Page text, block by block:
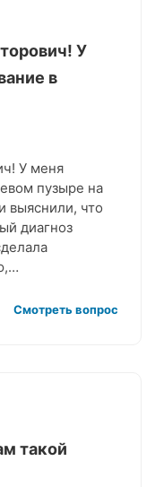
У
в
У меня
пузыре на
выяснили, что
диагноз
Смотреть вопрос
такой